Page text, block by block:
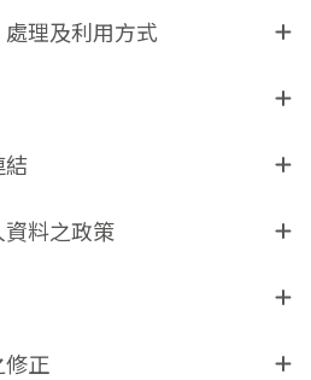
理及利用方式
結
料之政策
正